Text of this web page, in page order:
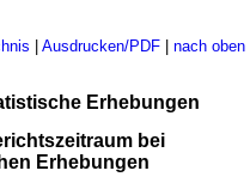
Ausdrucken/PDF| nach oben
Erhebungen
bei
Erhebungen